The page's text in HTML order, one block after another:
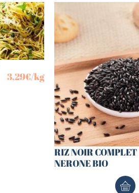
3,29€/kg
RIZ NOIR COMPLET
NERONE BIO